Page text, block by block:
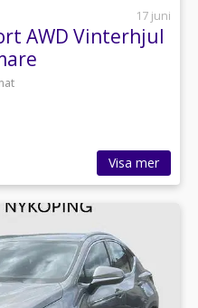
17 juni
AWD Vinterhjul
Visa mer